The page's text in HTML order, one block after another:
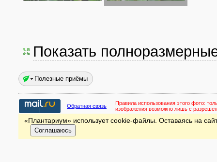
Показать
Полезные приёмы
Обратная связь Правила использования этого фото:
изображения возможно лишь с
«Плантариум» использует cookie-файлы. Оставаясь на
Соглашаюсь